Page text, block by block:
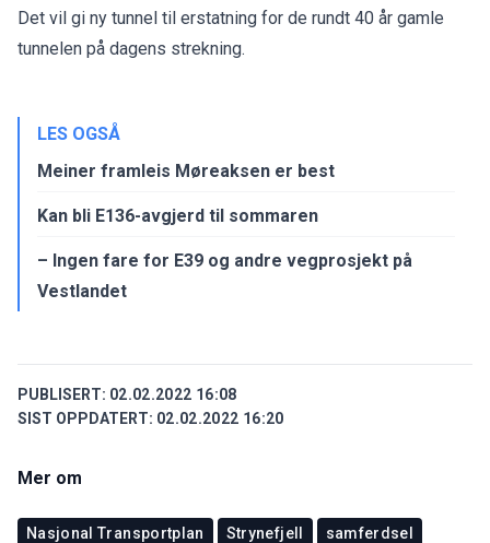
Det vil gi ny tunnel til erstatning for de rundt 40 år gamle
tunnelen på dagens strekning.
LES OGSÅ
Meiner framleis Møreaksen er best
Kan bli E136-avgjerd til sommaren
– Ingen fare for E39 og andre vegprosjekt på
Vestlandet
PUBLISERT: 02.02.2022 16:08
SIST OPPDATERT: 02.02.2022 16:20
Mer om
Nasjonal Transportplan Strynefjell samferdsel